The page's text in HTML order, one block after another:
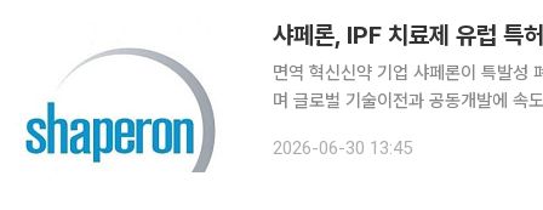
면역 혁신신약 기업 샤페론이 특발성
며 글로벌 기술이전과 공동개발에 속
섬유증(IPF) 치료제 후보물질 '누풀
2026-06-30 13:45